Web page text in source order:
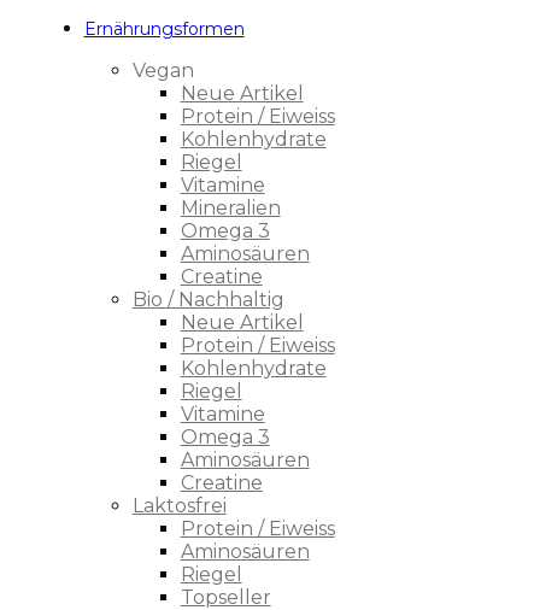
Ernährungsformen
Vegan
Neue Artikel
Protein / Eiweiss
Kohlenhydrate
Riegel
Vitamine
Mineralien
Omega 3
Aminosäuren
Creatine
Bio / Nachhaltig
Neue Artikel
Protein / Eiweiss
Kohlenhydrate
Riegel
Vitamine
Omega 3
Aminosäuren
Creatine
Laktosfrei
Protein / Eiweiss
Aminosäuren
Riegel
Topseller